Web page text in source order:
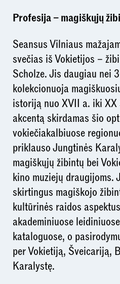
Profesija – magiškųjų
Seansus Vilniaus
svečias iš Vokietijos –
Scholze. Jis daugiau nei
kolekcionuoja
istoriją nuo XVII a. iki
akcentą skirdamas šio
vokiečiakalbiuose
priklauso Jungtinės
magiškųjų žibintų bei
kino muziejų draugijoms.
skirtingus magiškojo
kultūrinės raidos
akademiniuose
kataloguose, o
per Vokietiją, Šveicariją,
Karalystę.